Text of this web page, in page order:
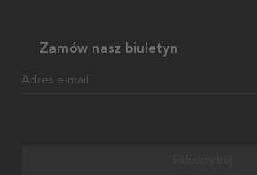
Zamów nasz biuletyn
Adres e-mail